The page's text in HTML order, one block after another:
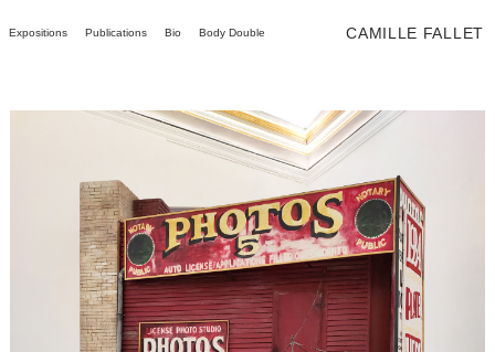
CAMILLE FALLET
Expositions Publications Bio Body Double